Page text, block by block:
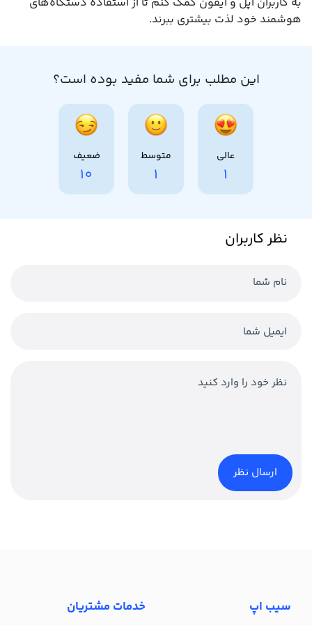
هوشمند خود لذت بیشتری ببرند.
این مطلب برای شما مفید بوده است؟
عالی
1
متوسط
1
ضعیف
10
نظر کاربران
سیب اپ خدمات مشتریان